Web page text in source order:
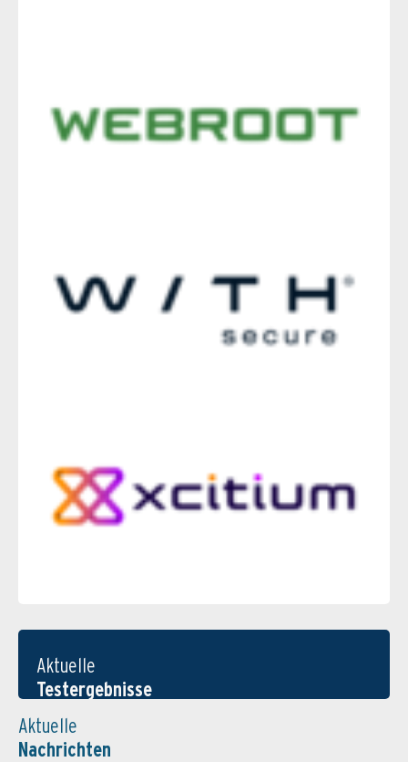
Aktuelle
Testergebnisse
Aktuelle
Nachrichten